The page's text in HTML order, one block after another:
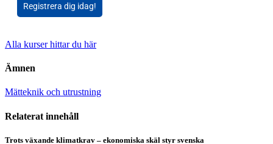
Registrera dig idag!
Alla kurser hittar du här
Ämnen
Mätteknik och utrustning
Relaterat innehåll
Trots växande klimatkrav – ekonomiska skäl styr svenska